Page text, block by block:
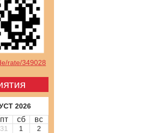
rate/349028
2026
пт сб вс
31 1 2